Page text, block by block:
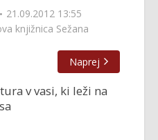
21.09.2012 13:55
knjižnica Sežana
Naprej
v vasi, ki leži na